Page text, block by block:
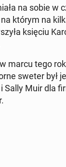
na sobie w
którym na
księciu
marcu tego
sweter był
Sally Muir dla